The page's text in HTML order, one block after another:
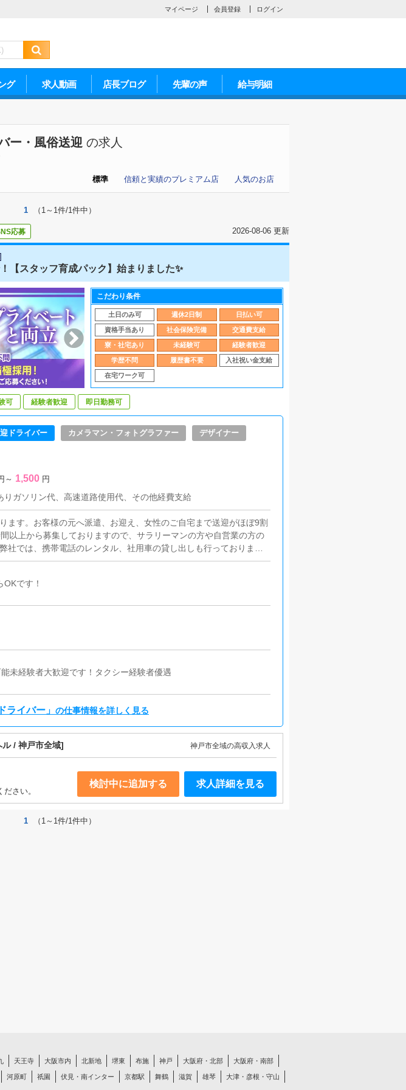
マイページ 会員登録 ログイン
グ 求人動画 店長ブログ 先輩の声 給与明細
ー・風俗送迎 の求人
人気のお店
信頼と実績のプレミアム店
標準
1 （1～1件/1件中）
応募 2026-08-06 更新
]
【スタッフ育成パック】始まりました✨
こだわり条件
土日のみ可 週休2日制 日払い可
資格手当あり 社会保険完備 交通費支給
寮・社宅あり 未経験可 経験者歓迎
学歴不問 履歴書不要 入社祝い金支給
在宅ワーク可
可 経験者歓迎 即日勤務可
ドライバー カメラマン・フォトグラファー デザイナー
～ 1,500 円
ガソリン代、高速道路使用代、その他経費支給
ます。お客様の元へ派遣、お迎え、女性のご自宅まで送迎がほぼ9割
以上から募集しておりますので、サラリーマンの方や自営業の方の
社では、携帯電話のレンタル、社用車の貸し出しも行っておりま
です！
未経験者大歓迎です！タクシー経験者優遇
ライバー」 の仕事情報を詳しく見る
ル / 神戸市全域] 神戸市全域の高収入求人
さい。
検討中に追加する 求人詳細を見る
1 （1～1件/1件中）
天王寺 大阪市内 北新地 堺東 布施 神戸 大阪府・北部 大阪府・南部
河原町 祇園 伏見・南インター 京都駅 舞鶴 滋賀 雄琴 大津・彦根・守山